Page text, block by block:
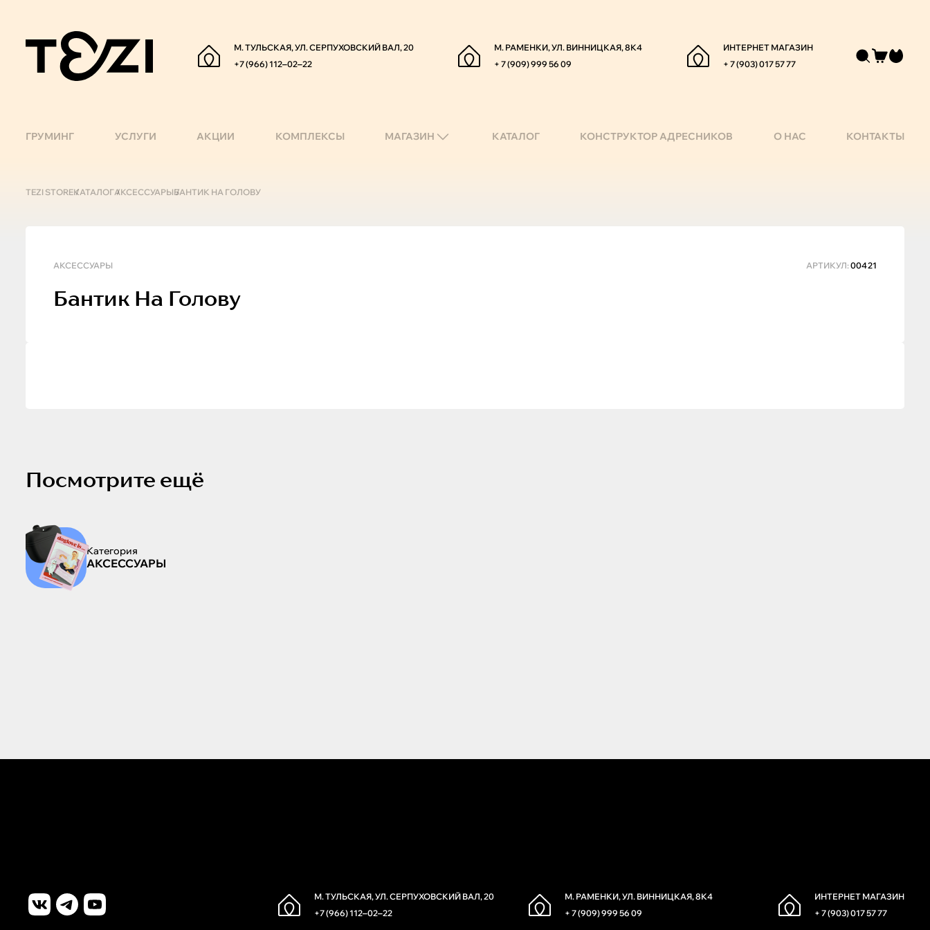
М. ТУЛЬСКАЯ, УЛ. СЕРПУХОВСКИЙ ВАЛ, 20
+7 (966) 112‒02‒22
М. РАМЕНКИ, УЛ. ВИННИЦКАЯ, 8К4
+ 7 (909) 999 56 09
ИНТЕРНЕТ МАГАЗИН
+ 7 (903) 017 57 77
ГРУМИНГ УСЛУГИ АКЦИИ КОМПЛЕКСЫ МАГАЗИН КАТАЛОГ КОНСТРУКТОР АДРЕСНИКОВ О НАС КОНТАКТЫ
TEZI STOREКАТАЛОГАКСЕССУАРЫБАНТИК НА ГОЛОВУ
АКСЕССУАРЫ АРТИКУЛ: 00421
Бантик На Голову
Посмотрите ещё
Категория
АКСЕССУАРЫ
М. ТУЛЬСКАЯ, УЛ. СЕРПУХОВСКИЙ ВАЛ, 20
+7 (966) 112‒02‒22
М. РАМЕНКИ, УЛ. ВИННИЦКАЯ, 8К4
+ 7 (909) 999 56 09
ИНТЕРНЕТ МАГАЗИН
+ 7 (903) 017 57 77